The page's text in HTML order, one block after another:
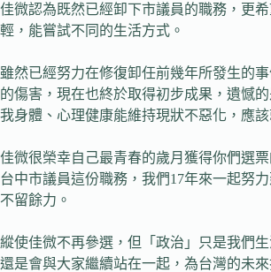
佳微認為既然已經卸下市議員的職務，更
輕，能嘗試不同的生活方式。
雖然已經努力在修復卸任前幾年所發生的
的傷害，現在也終於取得初步成果，遺憾
我身體、心理健康能維持現狀不惡化，應
佳微很榮幸自己最青春的歲月獲得你們選
台中市議員這份職務，我們17年來一起努
不留餘力。
縱使佳微不再參選，但「政治」只是我們生
還是會與大家繼續站在一起，為台灣的未來